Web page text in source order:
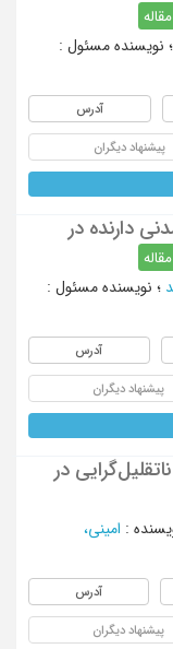
مقاله
؛ نویسنده مسئول :
آدرس
پیشنهاد دیگران
دارنده در
مقاله
؛ نویسنده مسئول :
آدرس
پیشنهاد دیگران
در
: امینی،
آدرس
پیشنهاد دیگران